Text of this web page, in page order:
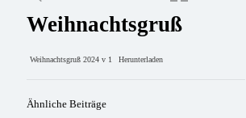
Weihnachtsgruß
Weihnachtsgruß 2024 v 1 Herunterladen
Ähnliche Beiträge